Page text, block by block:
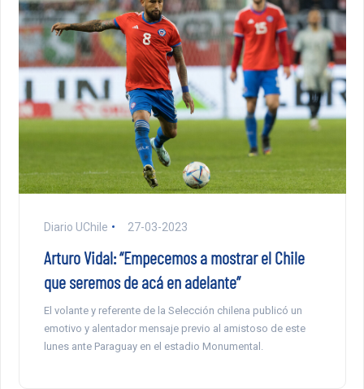
Diario UChile 27-03-2023
Arturo Vidal: “Empecemos a mostrar el Chile
que seremos de acá en adelante”
El volante y referente de la Selección chilena publicó un
emotivo y alentador mensaje previo al amistoso de este
lunes ante Paraguay en el estadio Monumental.